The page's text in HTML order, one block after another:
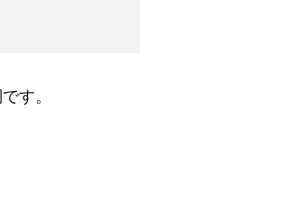
す。